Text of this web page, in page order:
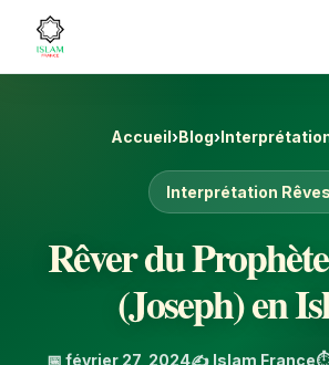
Accueil›Blog›
Interprétation Rêves
Rêver du
(Joseph) en
📅 février 27, 2024✍️ Islam France